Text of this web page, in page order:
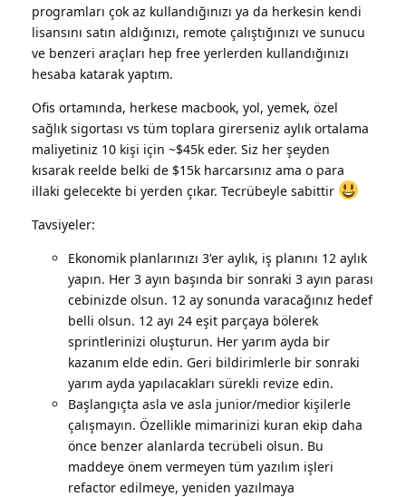
programları çok az kullandığınızı ya da herkesin kendi
lisansını satın aldığınızı, remote çalıştığınızı ve sunucu
ve benzeri araçları hep free yerlerden kullandığınızı
hesaba katarak yaptım.
Ofis ortamında, herkese macbook, yol, yemek, özel
sağlık sigortası vs tüm toplara girerseniz aylık ortalama
maliyetiniz 10 kişi için ~$45k eder. Siz her şeyden
kısarak reelde belki de $15k harcarsınız ama o para
illaki gelecekte bi yerden çıkar. Tecrübeyle sabittir
Tavsiyeler:
Ekonomik planlarınızı 3'er aylık, iş planını 12 aylık
yapın. Her 3 ayın başında bir sonraki 3 ayın parası
cebinizde olsun. 12 ay sonunda varacağınız hedef
belli olsun. 12 ayı 24 eşit parçaya bölerek
sprintlerinizi oluşturun. Her yarım ayda bir
kazanım elde edin. Geri bildirimlerle bir sonraki
yarım ayda yapılacakları sürekli revize edin.
Başlangıçta asla ve asla junior/medior kişilerle
çalışmayın. Özellikle mimarinizi kuran ekip daha
önce benzer alanlarda tecrübeli olsun. Bu
maddeye önem vermeyen tüm yazılım işleri
refactor edilmeye, yeniden yazılmaya